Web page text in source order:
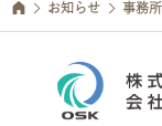
お知らせ 事務